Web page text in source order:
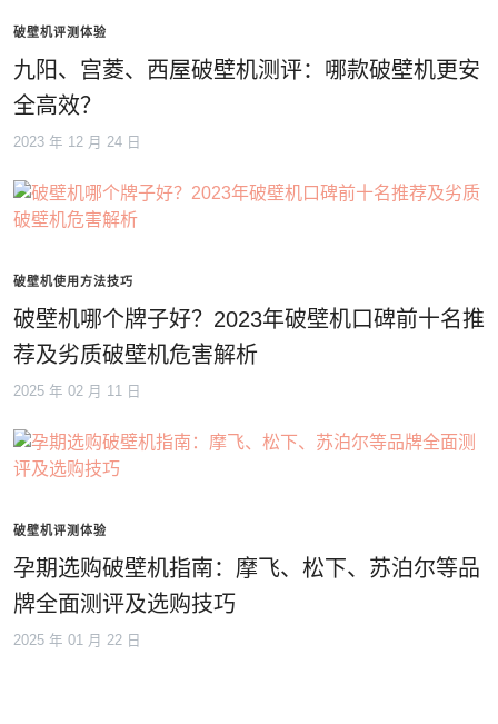
破壁机评测体验
九阳、宫菱、西屋破壁机测评：哪款破壁机更安
全高效？
2023 年 12 月 24 日
破壁机使用方法技巧
破壁机哪个牌子好？2023年破壁机口碑前十名推
荐及劣质破壁机危害解析
2025 年 02 月 11 日
破壁机评测体验
孕期选购破壁机指南：摩飞、松下、苏泊尔等品
牌全面测评及选购技巧
2025 年 01 月 22 日